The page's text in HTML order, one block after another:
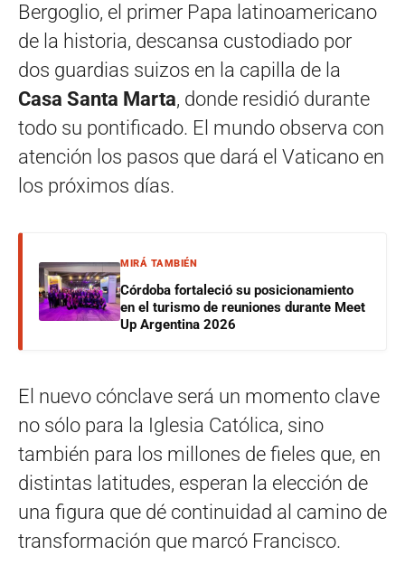
Bergoglio, el primer Papa latinoamericano
de la historia, descansa custodiado por
dos guardias suizos en la capilla de la
Casa Santa Marta, donde residió durante
todo su pontificado. El mundo observa con
atención los pasos que dará el Vaticano en
los próximos días.
MIRÁ TAMBIÉN
Córdoba fortaleció su posicionamiento
en el turismo de reuniones durante Meet
Up Argentina 2026
El nuevo cónclave será un momento clave
no sólo para la Iglesia Católica, sino
también para los millones de fieles que, en
distintas latitudes, esperan la elección de
una figura que dé continuidad al camino de
transformación que marcó Francisco.